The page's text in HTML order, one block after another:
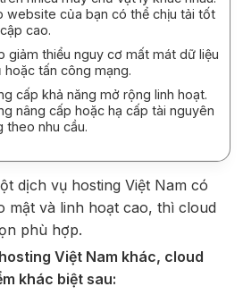
website của bạn có thể chịu tải tốt
cao.
giảm thiểu nguy cơ mất mát dữ liệu
tấn công mạng.
cấp khả năng mở rộng linh hoạt.
nâng cấp hoặc hạ cấp tài nguyên
theo nhu cầu.
dịch vụ hosting Việt Nam có
mật và linh hoạt cao, thì cloud
phù hợp.
Việt Nam khác, cloud
khác biệt sau: